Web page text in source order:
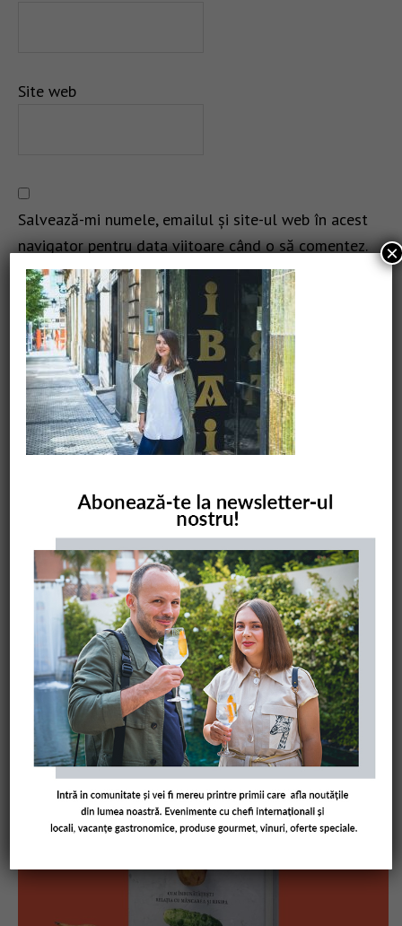
Site web
Salvează-mi numele, emailul și site-ul web în acest
navigator pentru data viitoare când o să comentez.
CAUTARE
COMANDĂ CARTEA NOASTRĂ
×